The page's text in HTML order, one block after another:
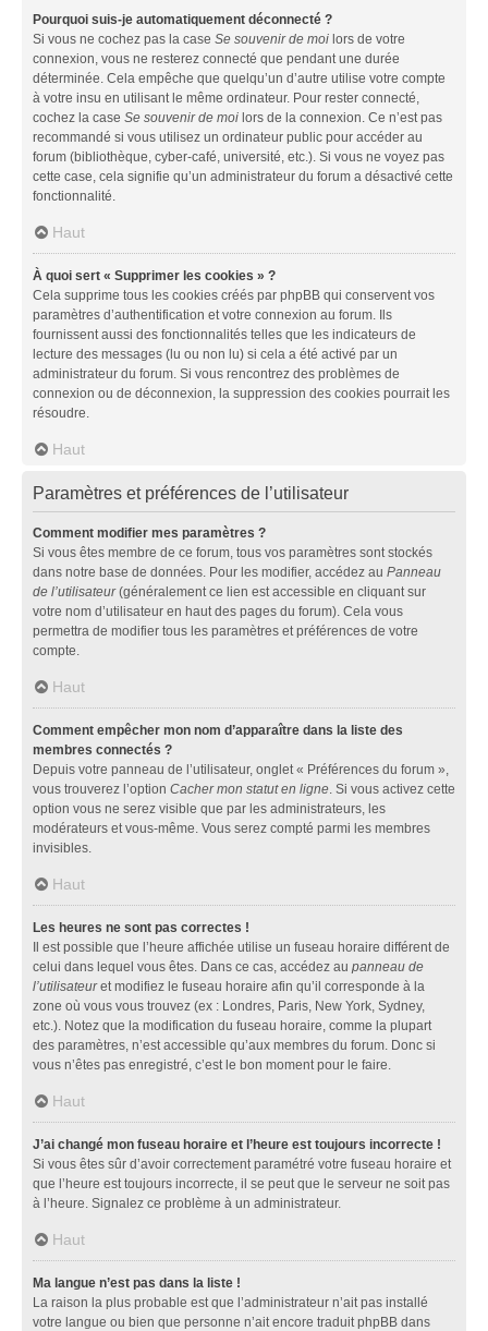
Pourquoi suis-je automatiquement déconnecté ?
Si vous ne cochez pas la case Se souvenir de moi lors de votre
connexion, vous ne resterez connecté que pendant une durée
déterminée. Cela empêche que quelqu’un d’autre utilise votre compte
à votre insu en utilisant le même ordinateur. Pour rester connecté,
cochez la case Se souvenir de moi lors de la connexion. Ce n’est pas
recommandé si vous utilisez un ordinateur public pour accéder au
forum (bibliothèque, cyber-café, université, etc.). Si vous ne voyez pas
cette case, cela signifie qu’un administrateur du forum a désactivé cette
fonctionnalité.
Haut
À quoi sert « Supprimer les cookies » ?
Cela supprime tous les cookies créés par phpBB qui conservent vos
paramètres d’authentification et votre connexion au forum. Ils
fournissent aussi des fonctionnalités telles que les indicateurs de
lecture des messages (lu ou non lu) si cela a été activé par un
administrateur du forum. Si vous rencontrez des problèmes de
connexion ou de déconnexion, la suppression des cookies pourrait les
résoudre.
Haut
Paramètres et préférences de l’utilisateur
Comment modifier mes paramètres ?
Si vous êtes membre de ce forum, tous vos paramètres sont stockés
dans notre base de données. Pour les modifier, accédez au Panneau
de l’utilisateur(généralement ce lien est accessible en cliquant sur
votre nom d’utilisateur en haut des pages du forum). Cela vous
permettra de modifier tous les paramètres et préférences de votre
compte.
Haut
Comment empêcher mon nom d’apparaître dans la liste des
membres connectés ?
Depuis votre panneau de l’utilisateur, onglet « Préférences du forum »,
vous trouverez l’option Cacher mon statut en ligne. Si vous activez cette
option vous ne serez visible que par les administrateurs, les
modérateurs et vous-même. Vous serez compté parmi les membres
invisibles.
Haut
Les heures ne sont pas correctes !
Il est possible que l’heure affichée utilise un fuseau horaire différent de
celui dans lequel vous êtes. Dans ce cas, accédez au panneau de
l’utilisateuret modifiez le fuseau horaire afin qu’il corresponde à la
zone où vous vous trouvez (ex : Londres, Paris, New York, Sydney,
etc.). Notez que la modification du fuseau horaire, comme la plupart
des paramètres, n’est accessible qu’aux membres du forum. Donc si
vous n’êtes pas enregistré, c’est le bon moment pour le faire.
Haut
J’ai changé mon fuseau horaire et l’heure est toujours incorrecte !
Si vous êtes sûr d’avoir correctement paramétré votre fuseau horaire et
que l’heure est toujours incorrecte, il se peut que le serveur ne soit pas
à l’heure. Signalez ce problème à un administrateur.
Haut
Ma langue n’est pas dans la liste !
La raison la plus probable est que l’administrateur n’ait pas installé
votre langue ou bien que personne n’ait encore traduit phpBB dans